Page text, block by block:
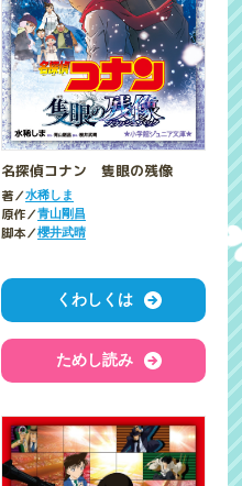
名探偵コナン 隻眼の残像
著／水稀しま
原作／青山剛昌
脚本／櫻井武晴
くわしくは
ためし読み